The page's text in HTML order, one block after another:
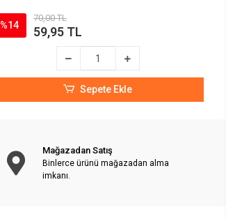
%14
70,00 TL
59,95 TL
Sepete Ekle
Mağazadan Satış
Binlerce ürünü mağazadan alma
imkanı.